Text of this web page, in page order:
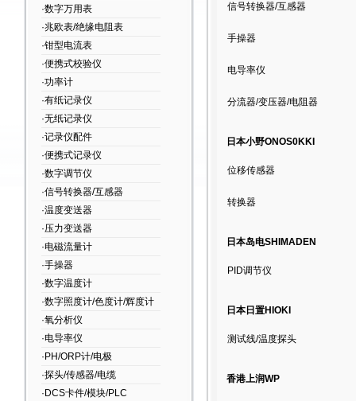
·数字万用表
·兆欧表/绝缘电阻表
·钳型电流表
·便携式校验仪
·功率计
·有纸记录仪
·无纸记录仪
·记录仪配件
·便携式记录仪
·数字调节仪
·信号转换器/互感器
·温度变送器
·压力变送器
·电磁流量计
·手操器
·数字温度计
·数字照度计/色度计/辉度计
·氧分析仪
·电导率仪
·PH/ORP计/电极
·探头/传感器/电缆
·DCS卡件/模块/PLC
信号转换器/互感器
手操器
电导率仪
分流器/变压器/电阻器
日本小野ONOS0KKI
位移传感器
转换器
日本岛电SHIMADEN
PID调节仪
日本日置HIOKI
测试线/温度探头
香港上润WP